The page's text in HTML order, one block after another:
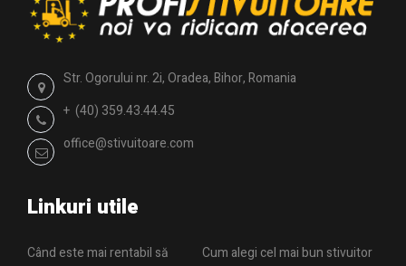
Str. Ogorului nr. 2i, Oradea, Bihor, Romania
+ (40) 359.43.44.45
office@stivuitoare.com
Linkuri utile
Când este mai rentabil să
Cum alegi cel mai bun stivuitor